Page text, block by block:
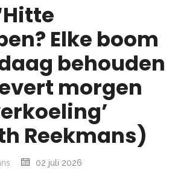
Elke boom
behouden
morgen
Reekmans)
02 juli 2026